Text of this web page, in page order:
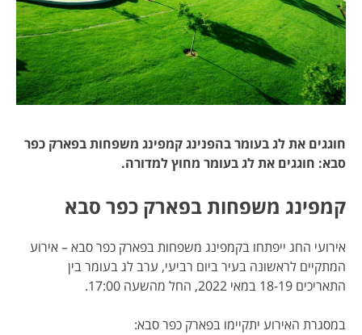
חוגגים את לג בעומר בהפנינגקמפינג משפחות בפארק כפר
סבא: חוגגים את לג בעומר מחוץ למדורה.
קמפינג משפחות בפארק כפר סבא
אירועי החג ייפתחו בקמפינג משפחות בפארק כפר סבא – אירוע
המתקיים לראשונה בעיר ביום רביעי, ערב לג בעומר בין
התאריכים 18-19 במאי 2022, החל מהשעה 17:00.
במסגרת האירוע יתקיימו בפארק כפר סבא: